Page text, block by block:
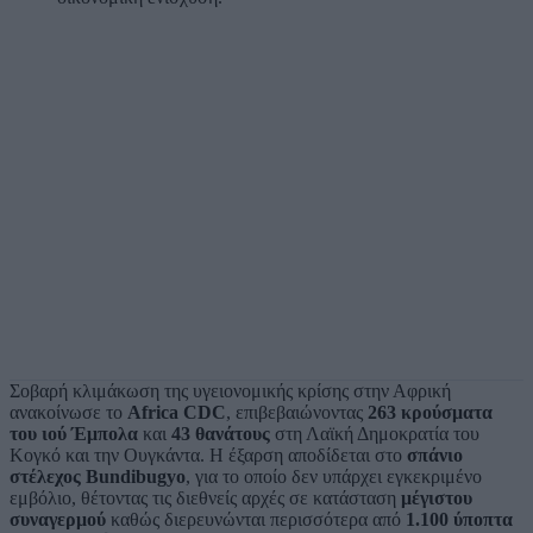
Σοβαρή κλιμάκωση της υγειονομικής κρίσης στην Αφρική
ανακοίνωσε το Africa CDC, επιβεβαιώνοντας 263 κρούσματα
του ιού Έμπολα και 43 θανάτους στη Λαϊκή Δημοκρατία του
Κογκό και την Ουγκάντα. Η έξαρση αποδίδεται στο σπάνιο
στέλεχος Bundibugyo, για το οποίο δεν υπάρχει εγκεκριμένο
εμβόλιο, θέτοντας τις διεθνείς αρχές σε κατάσταση μέγιστου
συναγερμού καθώς διερευνώνται περισσότερα από 1.100 ύποπτα